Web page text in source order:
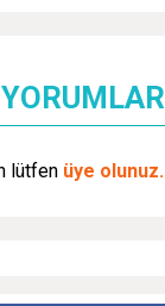
YORUMLAR
lütfen üye olunuz.